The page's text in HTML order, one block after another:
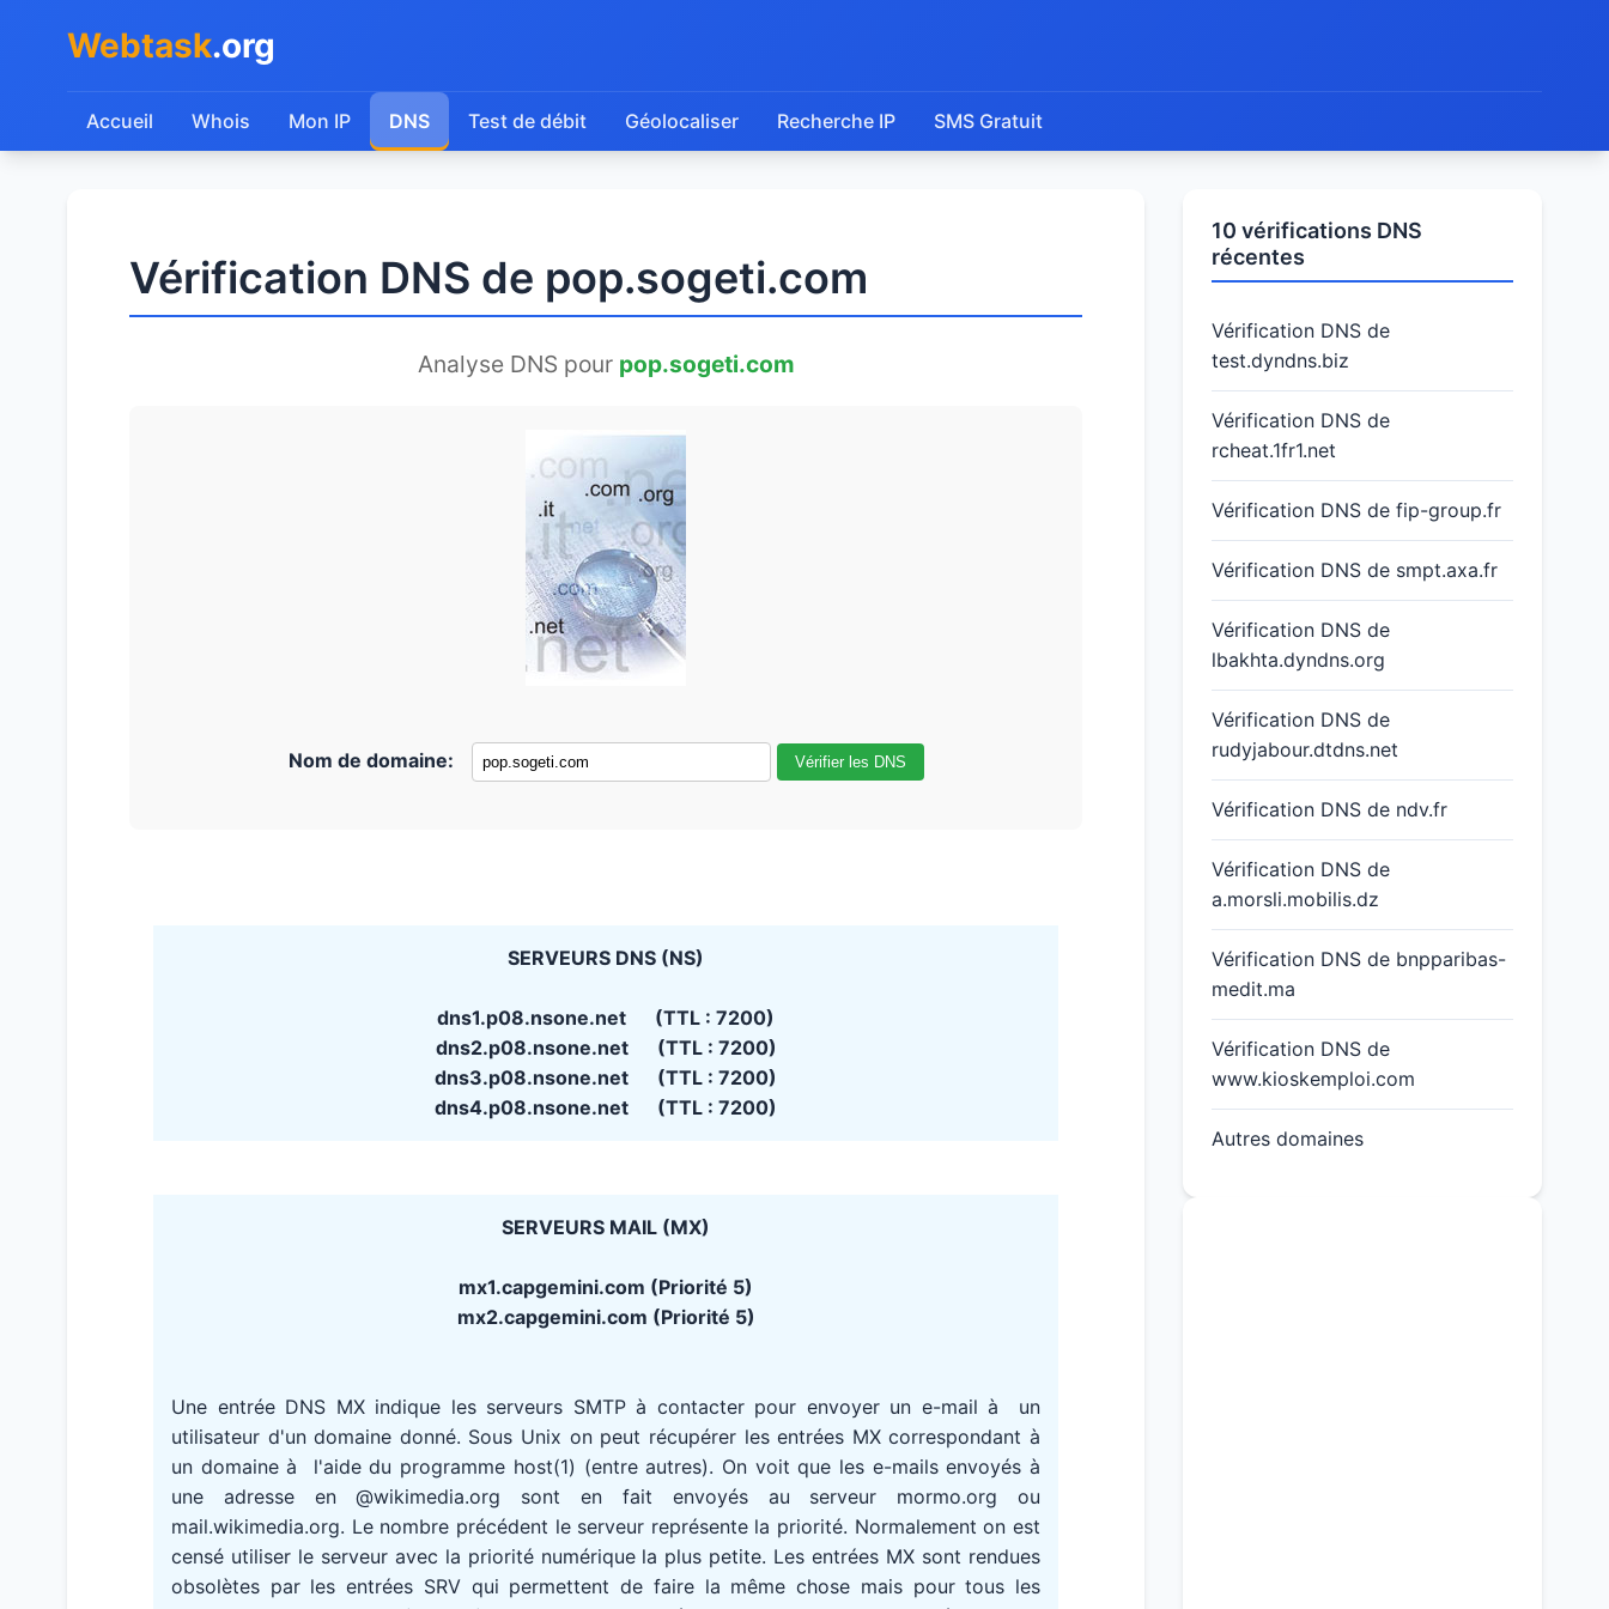
Webtask.org
Accueil Whois Mon IP DNS Test de débit Géolocaliser Recherche IP SMS Gratuit
Vérification DNS de pop.sogeti.com
Analyse DNS pour pop.sogeti.com
Nom de domaine: Vérifier les DNS
SERVEURS DNS (NS)
dns1.p08.nsone.net (TTL : 7200)
dns2.p08.nsone.net (TTL : 7200)
dns3.p08.nsone.net (TTL : 7200)
dns4.p08.nsone.net (TTL : 7200)
SERVEURS MAIL (MX)
mx1.capgemini.com (Priorité 5)
mx2.capgemini.com (Priorité 5)
Une entrée DNS MX indique les serveurs SMTP à contacter pour envoyer un e-mail à un
utilisateur d'un domaine donné. Sous Unix on peut récupérer les entrées MX correspondant à
un domaine à l'aide du programme host(1) (entre autres). On voit que les e-mails envoyés à
une adresse en @wikimedia.org sont en fait envoyés au serveur mormo.org ou
mail.wikimedia.org. Le nombre précédent le serveur représente la priorité. Normalement on est
censé utiliser le serveur avec la priorité numérique la plus petite. Les entrées MX sont rendues
obsolètes par les entrées SRV qui permettent de faire la même chose mais pour tous les
10 vérifications DNS
récentes
Vérification DNS de
test.dyndns.biz
Vérification DNS de
rcheat.1fr1.net
Vérification DNS de fip-group.fr
Vérification DNS de smpt.axa.fr
Vérification DNS de
lbakhta.dyndns.org
Vérification DNS de
rudyjabour.dtdns.net
Vérification DNS de ndv.fr
Vérification DNS de
a.morsli.mobilis.dz
Vérification DNS de bnpparibas-
medit.ma
Vérification DNS de
www.kioskemploi.com
Autres domaines